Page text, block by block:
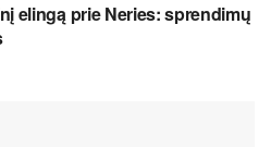
elingą prie Neries: sprendimų